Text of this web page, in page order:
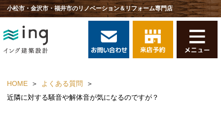
小松市・金沢市・福井市のリノベーション＆リフォーム専門店
HOME
よくある質問
近隣に対する騒音や解体音が気になるのですが？